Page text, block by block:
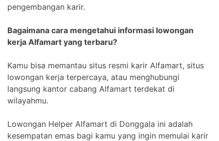
pengembangan karir.
Bagaimana cara mengetahui informasi lowongan
kerja Alfamart yang terbaru?
Kamu bisa memantau situs resmi karir Alfamart, situs
lowongan kerja terpercaya, atau menghubungi
langsung kantor cabang Alfamart terdekat di
wilayahmu.
Lowongan Helper Alfamart di Donggala ini adalah
kesempatan emas bagi kamu yang ingin memulai karir